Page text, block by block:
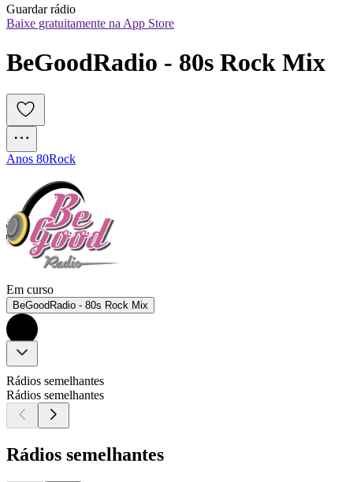
Guardar rádio
Baixe gratuitamente na App Store
BeGoodRadio - 80s Rock Mix
Anos 80Rock
Em curso
BeGoodRadio - 80s Rock Mix
Rádios semelhantes
Rádios semelhantes
Rádios semelhantes